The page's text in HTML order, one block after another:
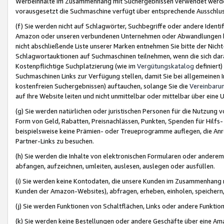
vorausgesetzt die Suchmaschine verfügt über entsprechende
(f) Sie werden nicht auf Schlagwörter, Suchbegriffe oder andere
Amazon oder unseren verbundenen Unternehmen oder
nicht abschließende Liste unserer Marken entnehmen Sie bitte der
Schlagwortauktionen auf Suchmaschinen teilnehmen, wenn die sich
Kostenpflichtige Suchplatzierung (wie im Vergütungskatalog definiert)
Suchmaschinen Links zur Verfügung stellen, damit Sie bei
kostenfreien Suchergebnissen) auftauchen, solange Sie die
auf Ihre Website leiten und nicht unmittelbar oder mittelbar über eine
(g) Sie werden natürlichen oder juristischen Personen für die Nutzung
Form von Geld, Rabatten, Preisnachlässen, Punkten, Spenden für
beispielsweise keine Prämien- oder Treueprogramme auflegen, die
Partner-Links zu besuchen.
(h) Sie werden die Inhalte von elektronischen Formularen oder
abfangen, aufzeichnen, umleiten, auslesen, auslegen oder ausfüllen.
(i) Sie werden keine Kontodaten, die unsere Kunden im
Kunden der Amazon-Websites), abfragen, erheben, einholen,
(j) Sie werden Funktionen von Schaltflächen, Links oder andere
(k) Sie werden keine Bestellungen oder andere Geschäfte über eine